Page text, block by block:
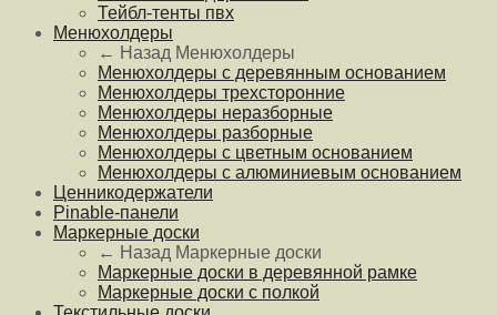
Тейбл-тенты пвх
Менюхолдеры
← Назад Менюхолдеры
Менюхолдеры с деревянным основанием
Менюхолдеры трехсторонние
Менюхолдеры неразборные
Менюхолдеры разборные
Менюхолдеры с цветным основанием
Менюхолдеры с алюминиевым основанием
Ценникодержатели
Pinable-панели
Маркерные доски
← Назад Маркерные доски
Маркерные доски в деревянной рамке
Маркерные доски с полкой